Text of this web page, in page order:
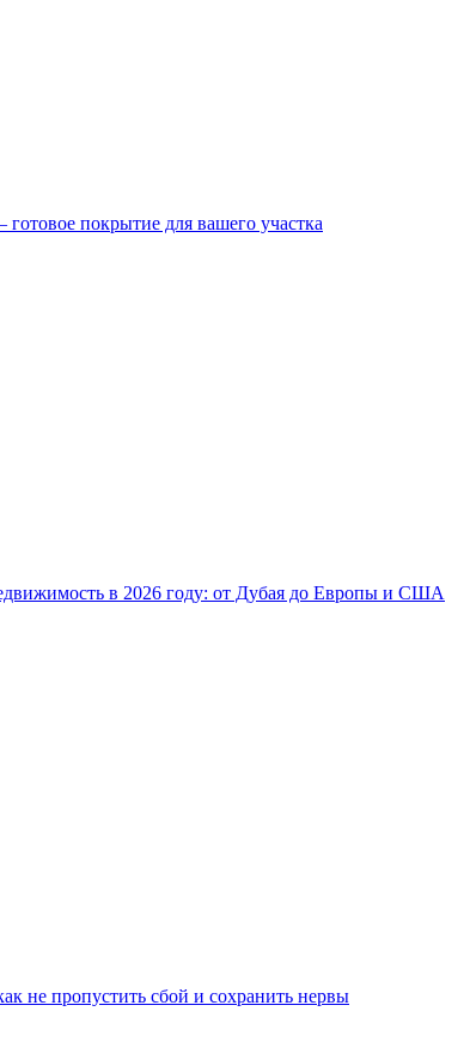
покрытие для вашего участка
в 2026 году: от Дубая до Европы и США
не пропустить сбой и сохранить нервы